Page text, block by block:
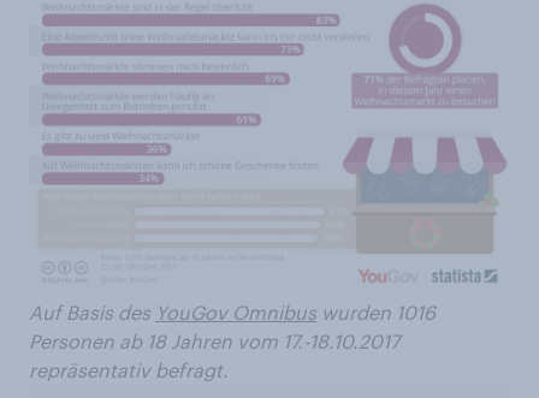
Auf Basis des YouGov Omnibus wurden 1016
Personen ab 18 Jahren vom 17.-18.10.2017
repräsentativ befragt.